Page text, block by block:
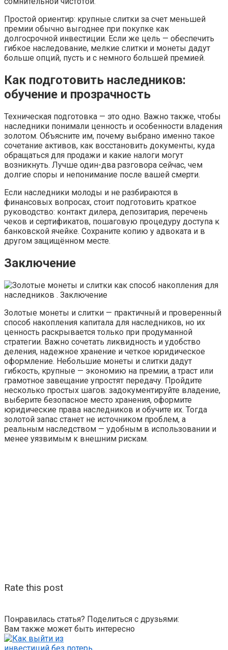
Простой ориентир: крупные слитки за счет меньшей
премии обычно выгоднее при покупке как
долгосрочной инвестиции. Если же цель — обеспечить
гибкое наследование, мелкие слитки и монеты дадут
больше опций, пусть и с немного большей премией.
Как подготовить наследников:
обучение и прозрачность
Техническая подготовка — это одно. Важно также, чтобы
наследники понимали ценность и особенности владения
золотом. Объясните им, почему выбрано именно такое
сочетание активов, как восстановить документы, куда
обращаться для продажи и какие налоги могут
возникнуть. Лучше один-два разговора сейчас, чем
долгие споры и непонимание после вашей смерти.
Если наследники молоды и не разбираются в
финансовых вопросах, стоит подготовить краткое
руководство: контакт дилера, депозитария, перечень
чеков и сертификатов, пошаговую процедуру доступа к
банковской ячейке. Сохраните копию у адвоката и в
другом защищённом месте.
Заключение
Золотые монеты и слитки — практичный и проверенный
способ накопления капитала для наследников, но их
ценность раскрывается только при продуманной
стратегии. Важно сочетать ликвидность и удобство
деления, надежное хранение и четкое юридическое
оформление. Небольшие монеты и слитки дадут
гибкость, крупные — экономию на премии, а траст или
грамотное завещание упростят передачу. Пройдите
несколько простых шагов: задокументируйте владение,
выберите безопасное место хранения, оформите
юридические права наследников и обучите их. Тогда
золотой запас станет не источником проблем, а
реальным наследством — удобным в использовании и
менее уязвимым к внешним рискам.
Rate this post
Понравилась статья? Поделиться с друзьями:
Вам также может быть интересно